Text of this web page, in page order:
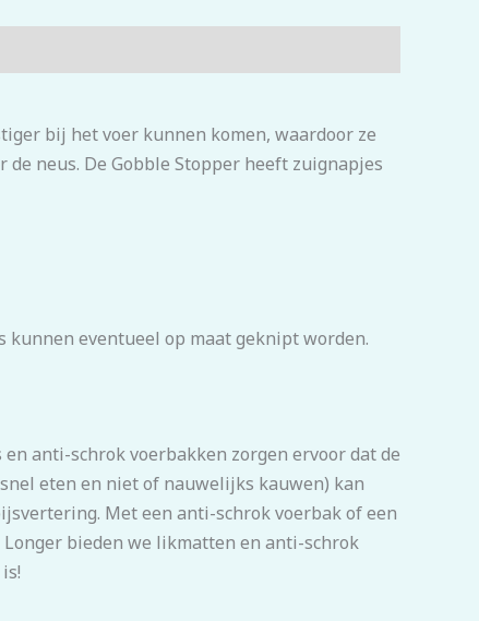
bij het voer kunnen komen, waardoor ze
neus. De Gobble Stopper heeft zuignapjes
kunnen eventueel op maat geknipt worden.
anti-schrok voerbakken zorgen ervoor dat de
eten en niet of nauwelijks kauwen) kan
Met een anti-schrok voerbak of een
bieden we likmatten en anti-schrok